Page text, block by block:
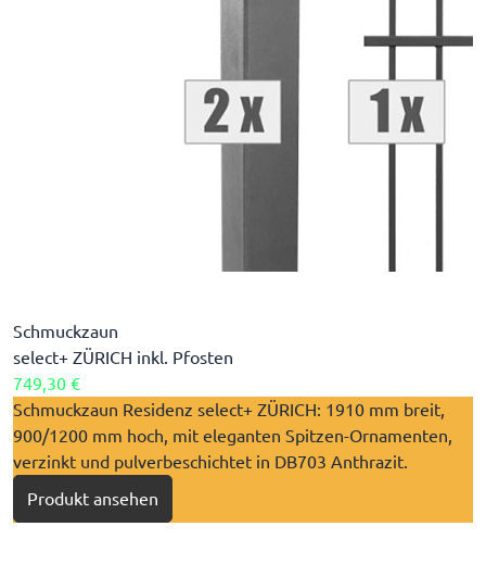
Schmuckzaun
select+ ZÜRICH inkl. Pfosten
749,30 €
Schmuckzaun Residenz select+ ZÜRICH: 1910 mm breit,
900/1200 mm hoch, mit eleganten Spitzen-Ornamenten,
verzinkt und pulverbeschichtet in DB703 Anthrazit.
Produkt ansehen